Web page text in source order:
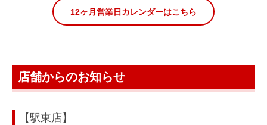
12ヶ月営業日カレンダーはこちら
店舗からのお知らせ
【駅東店】